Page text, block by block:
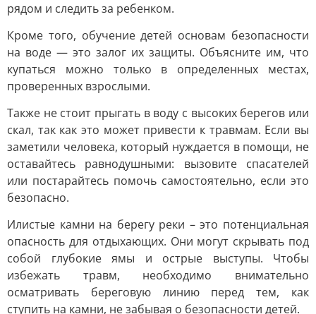
рядом и следить за ребенком.
Кроме того, обучение детей основам безопасности
на воде — это залог их защиты. Объясните им, что
купаться можно только в определенных местах,
проверенных взрослыми.
Также не стоит прыгать в воду с высоких берегов или
скал, так как это может привести к травмам. Если вы
заметили человека, который нуждается в помощи, не
оставайтесь равнодушными: вызовите спасателей
или постарайтесь помочь самостоятельно, если это
безопасно.
Илистые камни на берегу реки – это потенциальная
опасность для отдыхающих. Они могут скрывать под
собой глубокие ямы и острые выступы. Чтобы
избежать травм, необходимо внимательно
осматривать береговую линию перед тем, как
ступить на камни, не забывая о безопасности детей.